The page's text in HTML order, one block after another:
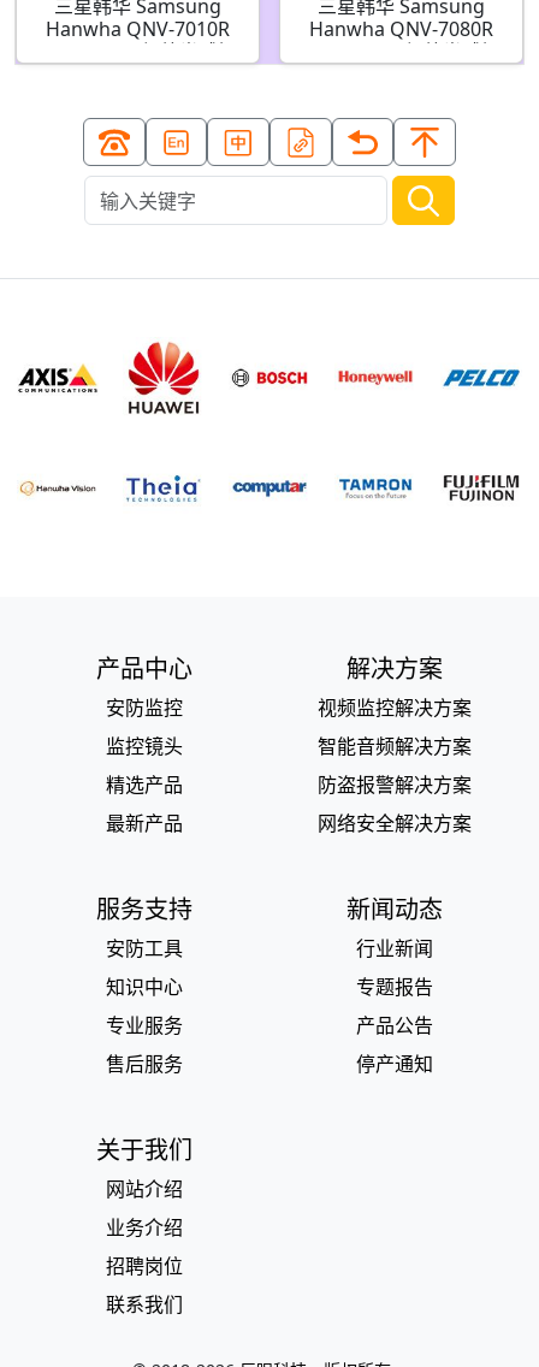
三星韩华 Samsung
Hanwha QNV-7010R
4MP H.265 红外半球摄
三星韩华 Samsung
Hanwha QNV-7080R
4MP H.265 红外半球摄
产品中心
安防监控
监控镜头
精选产品
最新产品
解决方案
视频监控解决方案
智能音频解决方案
防盗报警解决方案
网络安全解决方案
服务支持
安防工具
知识中心
专业服务
售后服务
新闻动态
行业新闻
专题报告
产品公告
停产通知
关于我们
网站介绍
业务介绍
招聘岗位
联系我们